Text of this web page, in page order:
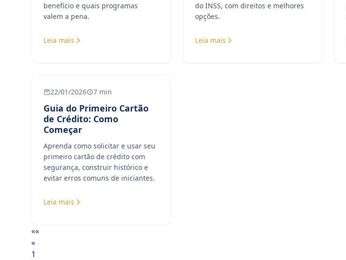
benefício e quais programas
valem a pena.
Leia mais
do INSS, com direitos e melhores
opções.
Leia mais
22/01/2026 7 min
Guia do Primeiro Cartão
de Crédito: Como
Começar
Aprenda como solicitar e usar seu
primeiro cartão de crédito com
segurança, construir histórico e
evitar erros comuns de iniciantes.
Leia mais
««
«
1